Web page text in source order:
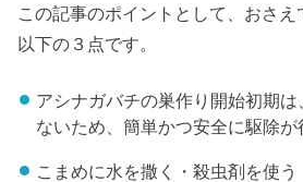
この記事のポイントとして、おさ
以下の３点です。
アシナガバチの巣作り開始初期
ないため、簡単かつ安全に駆除が
こまめに水を撒く・殺虫剤を使